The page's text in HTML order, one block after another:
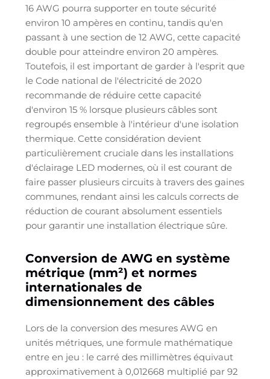
16 AWG pourra supporter en toute sécurité
environ 10 ampères en continu, tandis qu'en
passant à une section de 12 AWG, cette capacité
double pour atteindre environ 20 ampères.
Toutefois, il est important de garder à l'esprit que
le Code national de l'électricité de 2020
recommande de réduire cette capacité
d'environ 15 % lorsque plusieurs câbles sont
regroupés ensemble à l'intérieur d'une isolation
thermique. Cette considération devient
particulièrement cruciale dans les installations
d'éclairage LED modernes, où il est courant de
faire passer plusieurs circuits à travers des gaines
communes, rendant ainsi les calculs corrects de
réduction de courant absolument essentiels
pour garantir une installation électrique sûre.
Conversion de AWG en système
métrique (mm²) et normes
internationales de
dimensionnement des câbles
Lors de la conversion des mesures AWG en
unités métriques, une formule mathématique
entre en jeu : le carré des millimètres équivaut
approximativement à 0,012668 multiplié par 92